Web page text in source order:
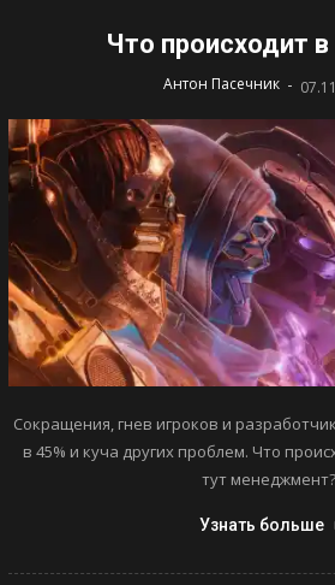
Что происходит в
Антон Пасечник -
Сокращения, гнев игроков и
в 45% и куча других проблем. Что
тут менеджмент?
Узнать больше